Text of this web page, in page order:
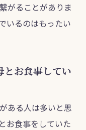
がることがありま
いるのはもったい
とお食事してい
ある人は多いと思
お食事をしていた